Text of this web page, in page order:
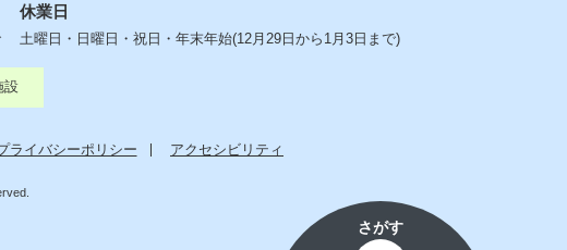
さがす
休業日
土曜日・日曜日・祝日・年末年始(12月29日から1月3日まで)
設
ライバシーポリシー アクセシビリティ